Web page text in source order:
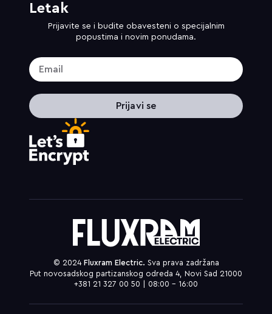
Letak
Prijavite se i budite obavesteni o specijalnim
popustima i novim ponudama.
Prijavi se
© 2024 Fluxram Electric. Sva prava zadržana
Put novosadskog partizanskog odreda 4, Novi Sad 21000
+381 21 327 00 50 | 08:00 – 16:00